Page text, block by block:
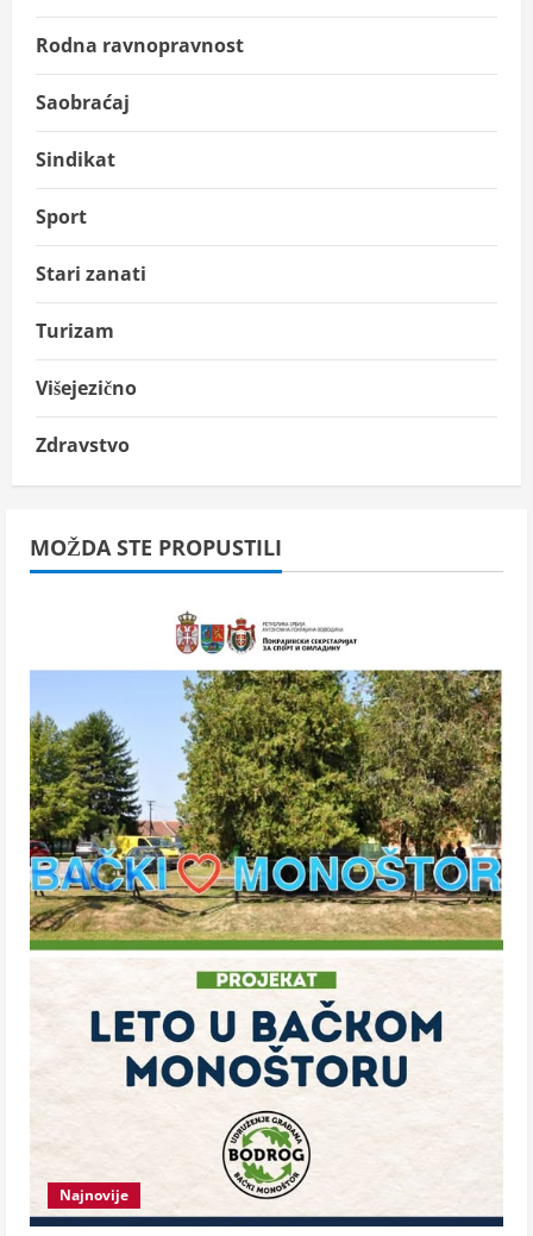
Rodna ravnopravnost
Saobraćaj
Sindikat
Sport
Stari zanati
Turizam
Višejezično
Zdravstvo
MOŽDA STE PROPUSTILI
Najnovije